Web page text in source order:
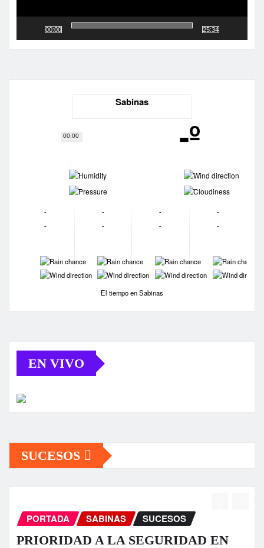
00:00
00:00
25:34
Sabinas
-º
-
-
-
-
-
-
-
-
-
-
-
-
-
-
-
-
-
-
-
-
El tiempo en Sabinas
EN VIVO
SUCESOS
EN
PORTADA SABINAS
Fuerte tromba causa daños en